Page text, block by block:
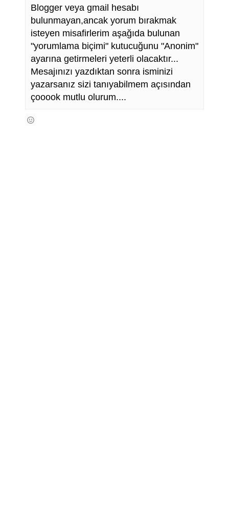
Blogger veya gmail hesabı
bulunmayan,ancak yorum bırakmak
isteyen misafirlerim aşağıda bulunan
"yorumlama biçimi" kutucuğunu "Anonim"
ayarına getirmeleri yeterli olacaktır...
Mesajınızı yazdıktan sonra isminizi
yazarsanız sizi tanıyabilmem açısından
çooook mutlu olurum....